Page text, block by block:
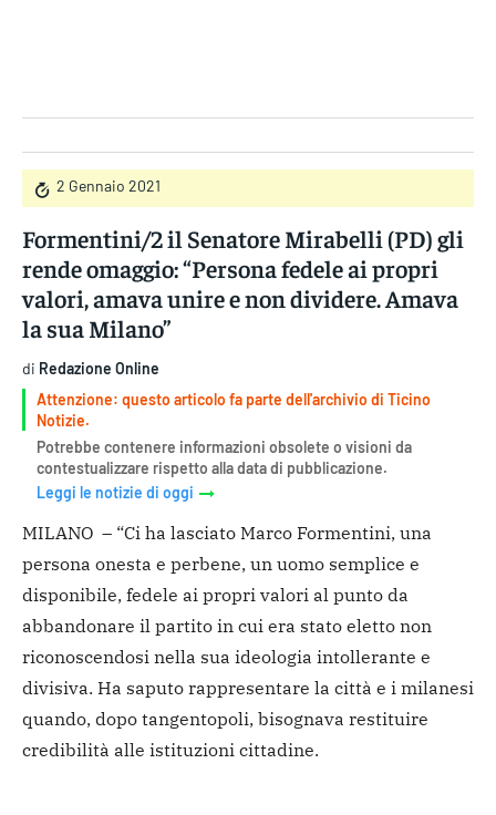
2 Gennaio 2021
Formentini/2 il Senatore Mirabelli (PD) gli
rende omaggio: “Persona fedele ai propri
valori, amava unire e non dividere. Amava
la sua Milano”
di Redazione Online
Attenzione: questo articolo fa parte dell'archivio di Ticino
Notizie.
Potrebbe contenere informazioni obsolete o visioni da
contestualizzare rispetto alla data di pubblicazione.
Leggi le notizie di oggi
MILANO – “Ci ha lasciato Marco Formentini, una
persona onesta e perbene, un uomo semplice e
disponibile, fedele ai propri valori al punto da
abbandonare il partito in cui era stato eletto non
riconoscendosi nella sua ideologia intollerante e
divisiva. Ha saputo rappresentare la città e i milanesi
quando, dopo tangentopoli, bisognava restituire
credibilità alle istituzioni cittadine.